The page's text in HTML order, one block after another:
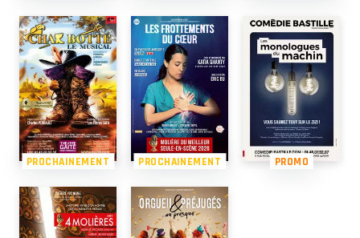
PROCHAINEMENT PROCHAINEMENT PROMO